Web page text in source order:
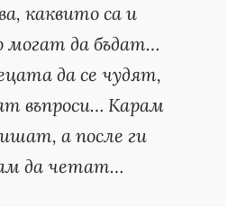
каквито са и
могат да бъдат…
да се чудят,
въпроси… Карам
а после ги
да четат…